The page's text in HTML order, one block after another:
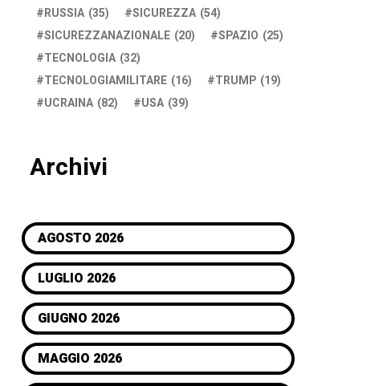
RUSSIA (35) SICUREZZA (54)
SICUREZZANAZIONALE (20) SPAZIO (25)
TECNOLOGIA (32)
TECNOLOGIAMILITARE (16) TRUMP (19)
UCRAINA (82) USA (39)
Archivi
AGOSTO 2026
LUGLIO 2026
GIUGNO 2026
MAGGIO 2026